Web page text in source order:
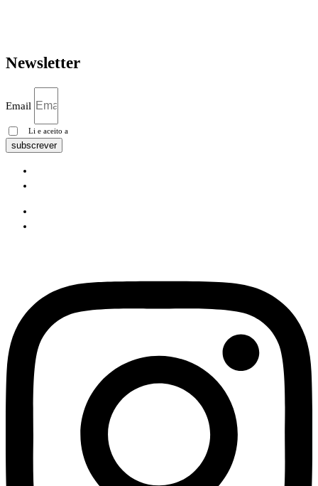
Newsletter
Email
Li e aceito a
subscrever